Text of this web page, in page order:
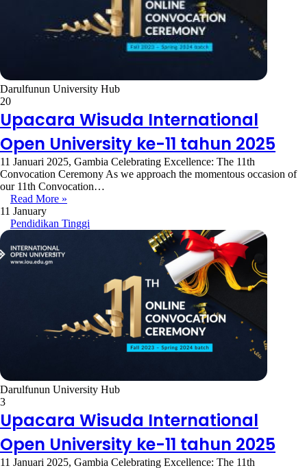
Darulfunun University Hub
20
Upacara Wisuda International
Open University ke-11 tahun 2025
11 Januari 2025, Gambia Celebrating Excellence: The 11th
Convocation Ceremony As we approach the momentous occasion of
our 11th Convocation…
Read More »
11 January
Pendidikan Tinggi
Darulfunun University Hub
3
Upacara Wisuda International
Open University ke-11 tahun 2025
11 Januari 2025, Gambia Celebrating Excellence: The 11th